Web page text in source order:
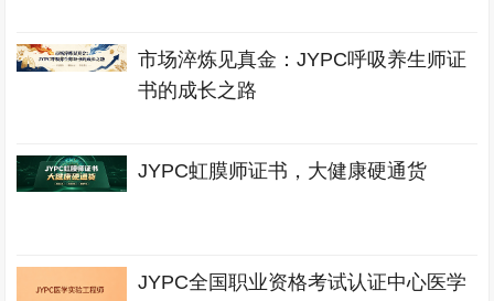
市场淬炼见真金：JYPC呼吸养生师证
书的成长之路
JYPC虹膜师证书，大健康硬通货
JYPC全国职业资格考试认证中心医学